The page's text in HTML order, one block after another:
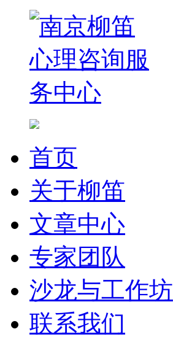
首页
关于柳笛
文章中心
专家团队
沙龙与工作坊
联系我们